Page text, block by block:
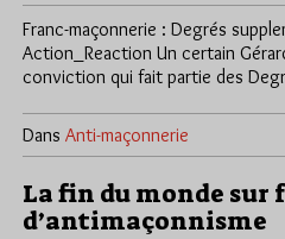
Franc-maçonnerie : Degrés
Action_Reaction Un certain
conviction qui fait partie des
Dans Anti-maçonnerie
La fin du monde sur
d’antimaçonnisme